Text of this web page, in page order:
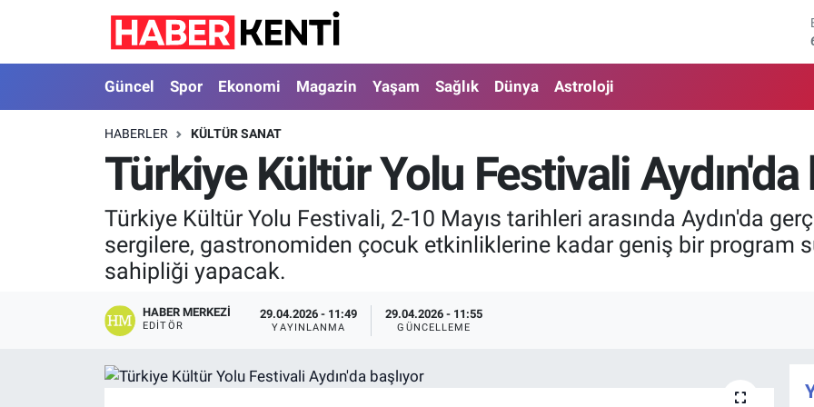
Güncel Spor Ekonomi Magazin Yaşam Sağlık Dünya Astroloji
HABERLER KÜLTÜR SANAT
Türkiye Kültür Yolu Festivali Aydın'da
Türkiye Kültür Yolu Festivali, 2-10 Mayıs tarihleri arasında Aydın'da
sergilere, gastronomiden çocuk etkinliklerine kadar geniş bir program
sahipliği yapacak.
HABER MERKEZI
EDITÖR
29.04.2026 - 11:49
YAYINLANMA
29.04.2026 - 11:55
GÜNCELLEME
Güncel
Spor
Ekonomi
Magazin
Nöbetçi Eczaneler
Hava Durumu
İstanbul Namaz Vakitleri
Trafik Durumu
Süper Lig Puan Durumu ve Fikstür
Tüm Manşetler